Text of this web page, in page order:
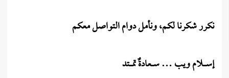
نكرر شكرنا لكم، ونأمل دوام التواصل معكم
إســــــلام ويب … ســــعادةٌ تمـــــتد